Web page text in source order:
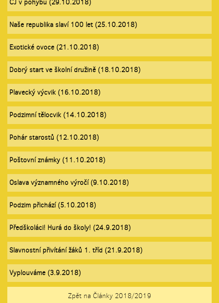
ČJ v pohybu (29.10.2018)
Naše republika slaví 100 let (25.10.2018)
Exotické ovoce (21.10.2018)
Dobrý start ve školní družině (18.10.2018)
Plavecký výcvik (16.10.2018)
Podzimní tělocvik (14.10.2018)
Pohár starostů (12.10.2018)
Poštovní známky (11.10.2018)
Oslava významného výročí (9.10.2018)
Podzim přichází (5.10.2018)
Předškoláci! Hurá do školy! (24.9.2018)
Slavnostní přivítání žáků 1. tříd (21.9.2018)
Vyplouváme (3.9.2018)
Zpět na Články 2018/2019